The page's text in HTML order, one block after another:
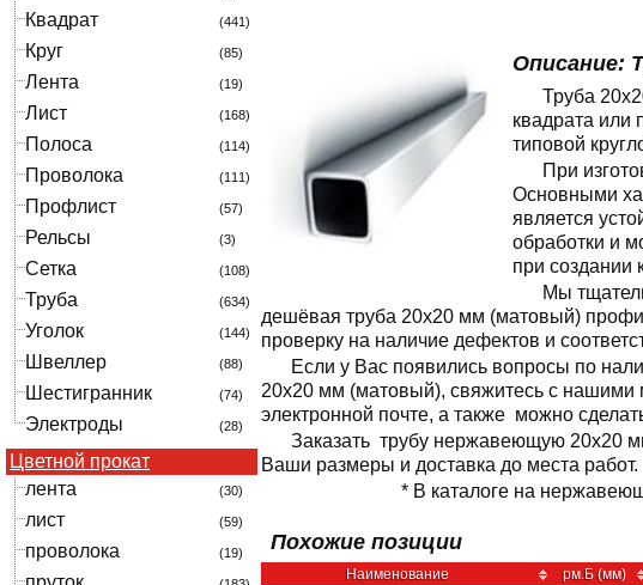
Квадрат (441)
Круг (85)
Лента (19)
Лист (168)
Полоса (114)
Проволока (111)
Профлист (57)
Рельсы (3)
Сетка (108)
Труба (634)
Уголок (144)
Швеллер (88)
Шестигранник (74)
Электроды (28)
Цветной прокат
лента
(30)
лист (59)
проволока (19)
Описание:
Труба
квадрата или
типовой
При
Основными
является
обработки и
при создании
Мы
дешёвая труба 20x20 мм (матовый)
проверку на наличие дефектов и
Если у Вас появились вопросы по
20x20 мм (матовый), свяжитесь с
электронной почте, а также можно
Заказать трубу нержавеющую 20x20
Ваши размеры и доставка до места работ.
* В каталоге на
Похожие позиции
Наименование рм.Б (мм)